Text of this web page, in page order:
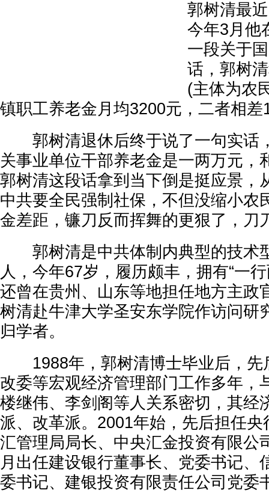
郭树清最
今年3月他
一段关于
话，郭树
(主体为农
镇职工养老金月均3200元，二者相差
郭树清退休后终于说了一句实话
关事业单位干部养老金是一两万元，
郭树清这段话拿到当下倒是挺应景，
中共要全民强制社保，不但没缩小农
金差距，镰刀反而挥舞的更狠了，刀
郭树清是中共体制内典型的技术
人，今年67岁，履历颇丰，拥有“一
还曾在贵州、山东等地担任地方主政
树清赴牛津大学圣安东学院作访问研
归学者。
1988年，郭树清博士毕业后，先
改委等宏观经济管理部门工作多年，
楼继伟、李剑阁等人关系密切，其经
派、改革派。2001年始，先后担任
汇管理局局长、中央汇金投资有限公
月出任建设银行董事长、党委书记、
委书记、建银投资有限责任公司党委